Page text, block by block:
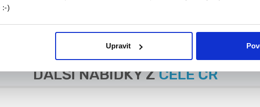
:-)
Upravit
DALŠÍ NABÍDKY ZCELÉ ČR